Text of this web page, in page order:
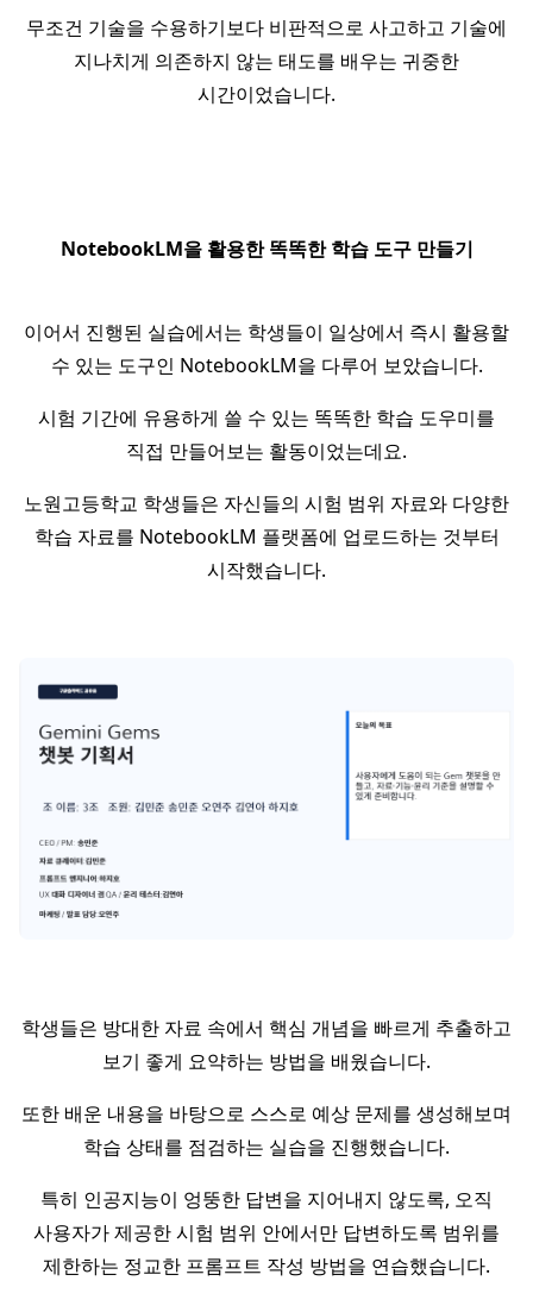
무조건 기술을 수용하기보다 비판적으로 사고하고 기술에
지나치게 의존하지 않는 태도를 배우는 귀중한
시간이었습니다.
NotebookLM을 활용한 똑똑한 학습 도구 만들기
이어서 진행된 실습에서는 학생들이 일상에서 즉시 활용할
수 있는 도구인 NotebookLM을 다루어 보았습니다.
시험 기간에 유용하게 쓸 수 있는 똑똑한 학습 도우미를
직접 만들어보는 활동이었는데요.
노원고등학교 학생들은 자신들의 시험 범위 자료와 다양한
학습 자료를 NotebookLM 플랫폼에 업로드하는 것부터
시작했습니다.
학생들은 방대한 자료 속에서 핵심 개념을 빠르게 추출하고
보기 좋게 요약하는 방법을 배웠습니다.
또한 배운 내용을 바탕으로 스스로 예상 문제를 생성해보며
학습 상태를 점검하는 실습을 진행했습니다.
특히 인공지능이 엉뚱한 답변을 지어내지 않도록, 오직
사용자가 제공한 시험 범위 안에서만 답변하도록 범위를
제한하는 정교한 프롬프트 작성 방법을 연습했습니다.